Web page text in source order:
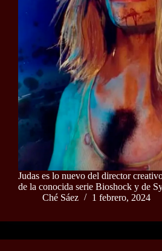
Judas es lo nuevo del director
de la conocida serie Bioshock y de
Ché Sáez
1 febrero, 2024